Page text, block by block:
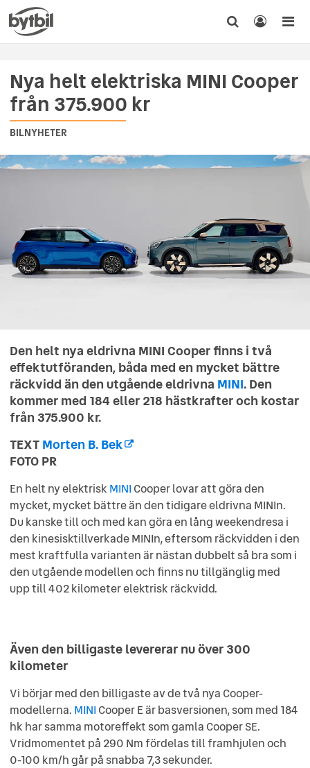
Nya helt elektriska MINI Cooper
från 375.900 kr
BILNYHETER
Den helt nya eldrivna MINI Cooper finns i två
effektutföranden, båda med en mycket bättre
räckvidd än den utgående eldrivna MINI. Den
kommer med 184 eller 218 hästkrafter och kostar
från 375.900 kr.
TEXTMorten B. Bek
FOTO PR
En helt ny elektrisk MINI Cooper lovar att göra den
mycket, mycket bättre än den tidigare eldrivna MINIn.
Du kanske till och med kan göra en lång weekendresa i
den kinesisktillverkade MINIn, eftersom räckvidden i den
mest kraftfulla varianten är nästan dubbelt så bra som i
den utgående modellen och finns nu tillgänglig med
upp till 402 kilometer elektrisk räckvidd.
Även den billigaste levererar nu över 300
kilometer
Vi börjar med den billigaste av de två nya Cooper-
modellerna. MINI Cooper E är basversionen, som med 184
hk har samma motoreffekt som gamla Cooper SE.
Vridmomentet på 290 Nm fördelas till framhjulen och
0-100 km/h går på snabba 7,3 sekunder.